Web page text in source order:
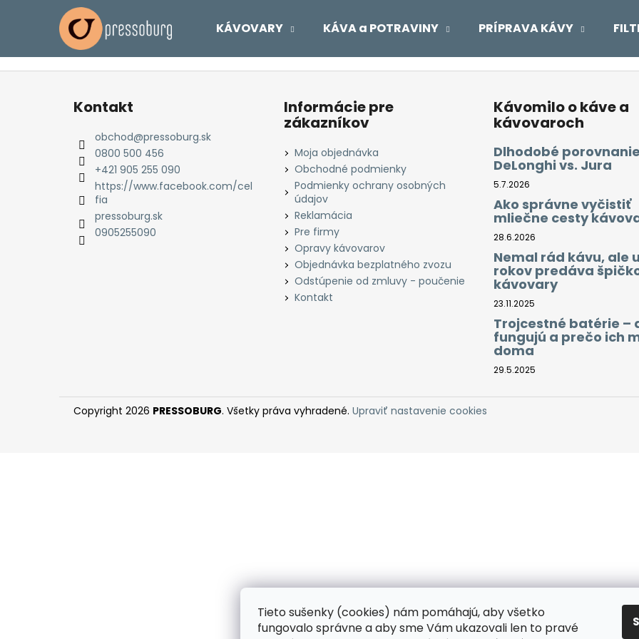
Tieto sušenky (cookies) nám pomáhajú, aby všetko
fungovalo správne a aby sme Vám ukazovali len to pravé
KÁVOVARY KÁVA a POTRAVINY PRÍPRAVA KÁVY
í
Späť
do
Späť
do
Čo potrebujete nájsť?
Odporúčame
Z
Kontakt
obchod@pressoburg.sk
0800 500 456
+421 905 255 090
https://www.facebook.com/cel
fia
pressoburg.sk
0905255090
Informácie pre
zákazníkov
Moja objednávka
Obchodné podmienky
Podmienky ochrany osobných
údajov
Reklamácia
Pre firmy
Opravy kávovarov
Objednávka bezplatného zvozu
Odstúpenie od zmluvy - poučenie
Kontakt
Kávomilo o káve a
kávovaroch
Dlhodobé
DeLonghi vs. Jura
5.7.2026
Ako správne vyčistiť
mliečne cesty
28.6.2026
Nemal rád kávu, ale
rokov predáva
kávovary
23.11.2025
Trojcestné batérie –
fungujú a prečo ich
doma
29.5.2025
Copyright 2026 PRESSOBURG. Všetky práva vyhradené. Upraviť nastavenie cookies